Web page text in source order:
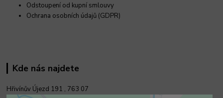
Odstoupení od kupní smlouvy
Ochrana osobních údajů (GDPR)
Kde nás najdete
Hřivínův Újezd 191 , 763 07